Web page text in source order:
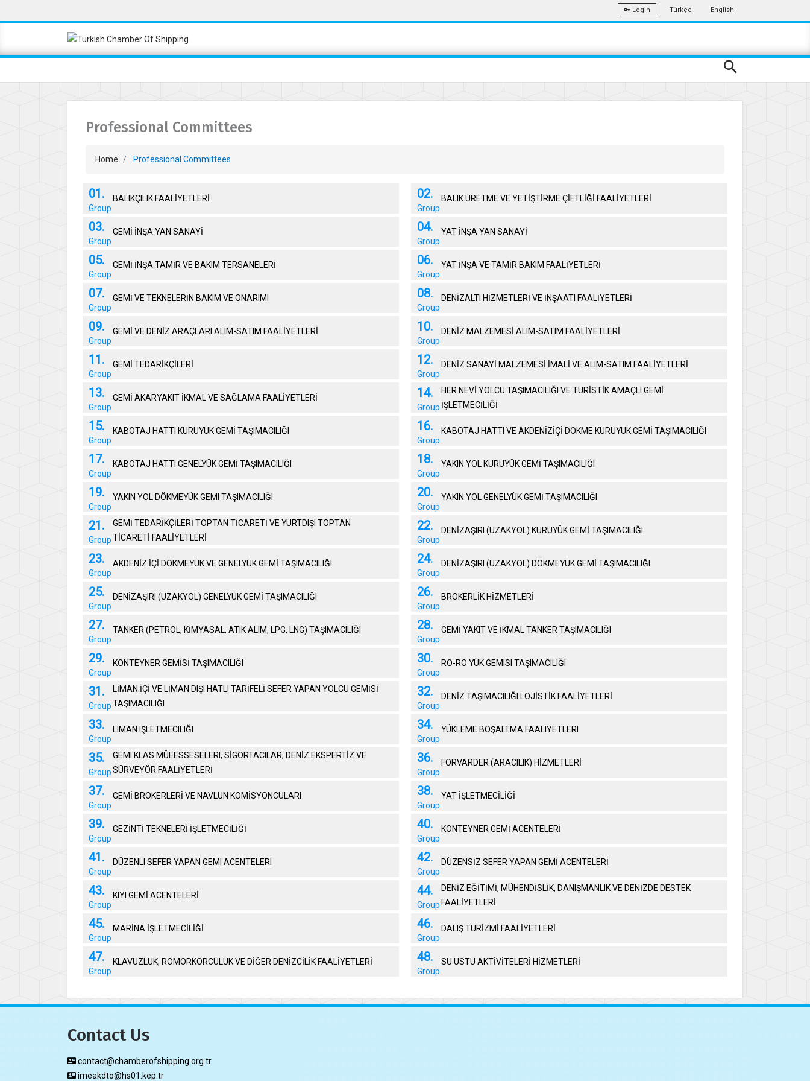
Login Türkçe English
Professional Committees
Home Professional Committees
01.
Group
BALIKÇILIK FAALİYETLERİ 02.
Group
BALIK ÜRETME VE YETİŞTİRME ÇİFTLİĞİ FAALİYETLERİ
03.
Group
GEMİ İNŞA YAN SANAYİ 04.
Group
YAT İNŞA YAN SANAYİ
05.
Group
GEMİ İNŞA TAMİR VE BAKIM TERSANELERİ 06.
Group
YAT İNŞA VE TAMİR BAKIM FAALİYETLERİ
07.
Group
GEMİ VE TEKNELERİN BAKIM VE ONARIMI 08.
Group
DENİZALTI HİZMETLERİ VE İNŞAATI FAALİYETLERİ
09.
Group
GEMİ VE DENİZ ARAÇLARI ALIM-SATIM FAALİYETLERİ 10.
Group
DENİZ MALZEMESİ ALIM-SATIM FAALİYETLERİ
11.
Group
GEMİ TEDARİKÇİLERİ 12.
Group
DENİZ SANAYİ MALZEMESİ İMALİ VE ALIM-SATIM FAALİYETLERİ
13.
Group
GEMİ AKARYAKIT İKMAL VE SAĞLAMA FAALİYETLERİ 14.
Group
HER NEVİ YOLCU TAŞIMACILIĞI VE TURİSTİK AMAÇLI GEMİ
İŞLETMECİLİĞİ
15.
Group
KABOTAJ HATTI KURUYÜK GEMİ TAŞIMACILIĞI 16.
Group
KABOTAJ HATTI VE AKDENİZİÇİ DÖKME KURUYÜK GEMİ TAŞIMACILIĞI
17.
Group
KABOTAJ HATTI GENELYÜK GEMİ TAŞIMACILIĞI 18.
Group
YAKIN YOL KURUYÜK GEMİ TAŞIMACILIĞI
19.
Group
YAKIN YOL DÖKMEYÜK GEMI TAŞIMACILIĞI 20.
Group
YAKIN YOL GENELYÜK GEMİ TAŞIMACILIĞI
21.
Group
GEMİ TEDARİKÇİLERİ TOPTAN TİCARETİ VE YURTDIŞI TOPTAN
TİCARETİ FAALİYETLERİ
22.
Group
DENİZAŞIRI (UZAKYOL) KURUYÜK GEMİ TAŞIMACILIĞI
23.
Group
AKDENİZ İÇİ DÖKMEYÜK VE GENELYÜK GEMİ TAŞIMACILIĞI 24.
Group
DENİZAŞIRI (UZAKYOL) DÖKMEYÜK GEMİ TAŞIMACILIĞI
25.
Group
DENİZAŞIRI (UZAKYOL) GENELYÜK GEMİ TAŞIMACILIĞI 26.
Group
BROKERLİK HİZMETLERİ
27.
Group
TANKER (PETROL, KİMYASAL, ATIK ALIM, LPG, LNG) TAŞIMACILIĞI 28.
Group
GEMİ YAKIT VE İKMAL TANKER TAŞIMACILIĞI
29.
Group
KONTEYNER GEMİSİ TAŞIMACILIĞI 30.
Group
RO-RO YÜK GEMISI TAŞIMACILIĞI
31.
Group
LİMAN İÇİ VE LİMAN DIŞI HATLI TARİFELİ SEFER YAPAN YOLCU GEMİSİ
TAŞIMACILIĞI
32.
Group
DENİZ TAŞIMACILIĞI LOJİSTİK FAALİYETLERİ
33.
Group
LIMAN IŞLETMECILIĞI 34.
Group
YÜKLEME BOŞALTMA FAALIYETLERI
35.
Group
GEMI KLAS MÜEESSESELERI, SİGORTACILAR, DENİZ EKSPERTİZ VE
SÜRVEYÖR FAALİYETLERİ
36.
Group
FORVARDER (ARACILIK) HİZMETLERİ
37.
Group
GEMİ BROKERLERİ VE NAVLUN KOMİSYONCULARI 38.
Group
YAT İŞLETMECİLİĞİ
39.
Group
GEZİNTİ TEKNELERİ İŞLETMECİLİĞİ 40.
Group
KONTEYNER GEMİ ACENTELERİ
41.
Group
DÜZENLI SEFER YAPAN GEMI ACENTELERI 42.
Group
DÜZENSİZ SEFER YAPAN GEMİ ACENTELERİ
43.
Group
KIYI GEMİ ACENTELERİ 44.
Group
DENİZ EĞİTİMİ, MÜHENDİSLİK, DANIŞMANLIK VE DENİZDE DESTEK
FAALİYETLERİ
45.
Group
MARİNA İŞLETMECİLİĞİ 46.
Group
DALIŞ TURİZMİ FAALİYETLERİ
47.
Group
KLAVUZLUK, RÖMORKÖRCÜLÜK VE DİĞER DENİZCİLİK FAALİYETLERİ 48.
Group
SU ÜSTÜ AKTİVİTELERİ HİZMETLERİ
Contact Us
contact@chamberofshipping.org.tr
imeakdto@hs01.kep.tr